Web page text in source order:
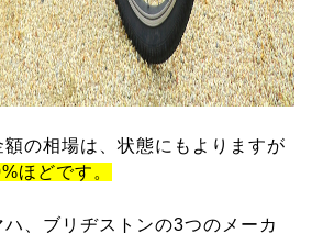
の相場は、状態にもよりますが
ほどです。
、ブリヂストンの3つのメーカ